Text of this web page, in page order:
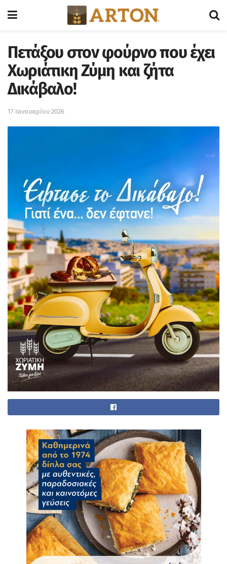
Πετάξου στον φούρνο που έχει
Χωριάτικη Ζύμη και ζήτα
Δικάβαλο!
17 Ιανουαρίου 2026